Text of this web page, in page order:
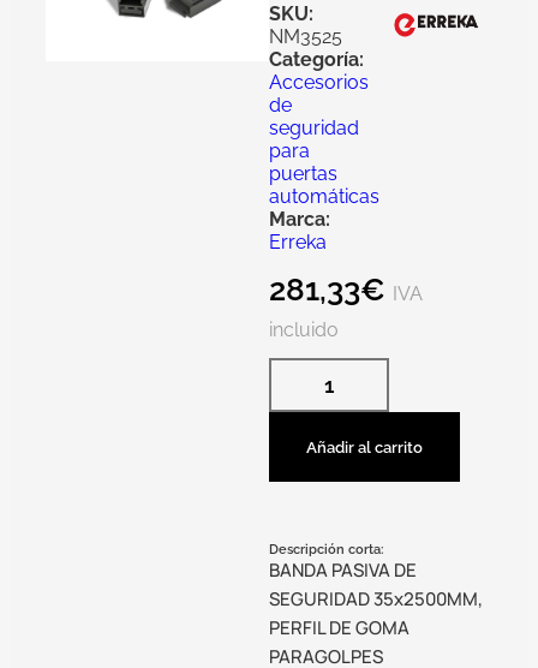
SKU:
NM3525
Categoría:
Accesorios
de
seguridad
para
puertas
automáticas
Marca:
Erreka
281,33€ IVA
incluido
Añadir al carrito
Descripción corta:
BANDA PASIVA DE
SEGURIDAD 35x2500MM,
PERFIL DE GOMA
PARAGOLPES